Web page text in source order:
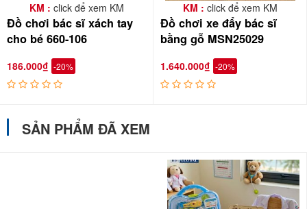
KM : click để xem KM
Đồ chơi bác sĩ xách tay
cho bé 660-106
186.000₫ -20%
KM : click để xem KM
Đồ chơi xe đẩy bác sĩ
bằng gỗ MSN25029
1.640.000₫ -20%
SẢN PHẨM ĐÃ XEM